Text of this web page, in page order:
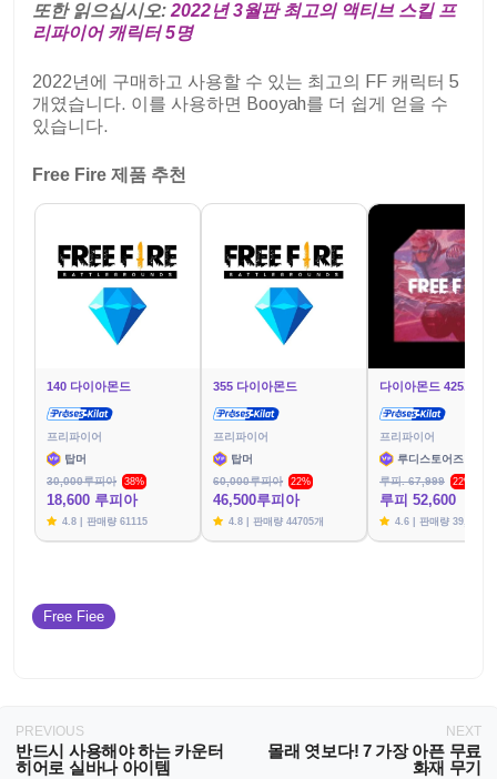
또한 읽으십시오: 2022년 3월판 최고의 액티브 스킬 프
리파이어 캐릭터 5명
2022년에 구매하고 사용할 수 있는 최고의 FF 캐릭터 5
개였습니다. 이를 사용하면 Booyah를 더 쉽게 얻을 수
있습니다.
Free Fire 제품 추천
140 다이아몬드
프리파이어
탑머
30,000루피아
38%
18,600 루피아
4.8 | 판매량 61115
355 다이아몬드
프리파이어
탑머
60,000루피아
22%
46,500루피아
4.8 | 판매량 44705개
다이아몬드 425개
프리파이어
루디스토어즈
루피. 67,999
22%
루피 52,600
4.6 | 판매량 39,790개
Free Fiee
PREVIOUS
반드시 사용해야 하는 카운터
히어로 실바나 아이템
NEXT
몰래 엿보다! 7 가장 아픈 무료
화재 무기